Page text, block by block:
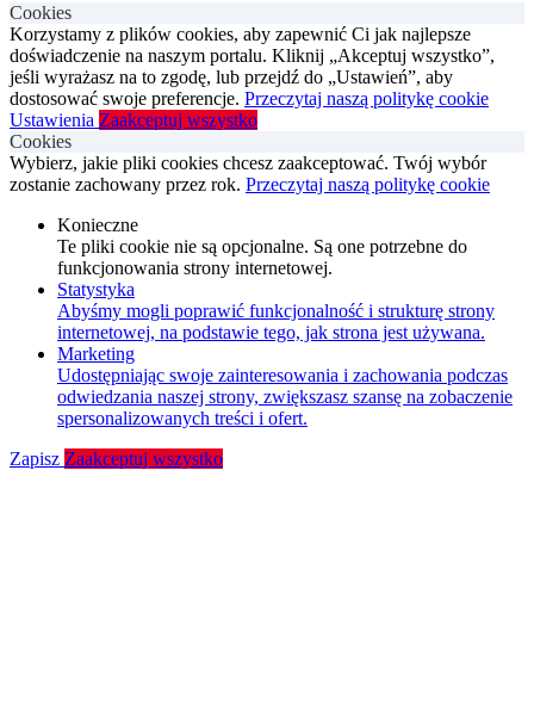
Cookies
Korzystamy z plików cookies, aby zapewnić Ci jak najlepsze
doświadczenie na naszym portalu. Kliknij „Akceptuj wszystko”,
jeśli wyrażasz na to zgodę, lub przejdź do „Ustawień”, aby
dostosować swoje preferencje. Przeczytaj naszą politykę cookie
Ustawienia Zaakceptuj wszystko
Cookies
Wybierz, jakie pliki cookies chcesz zaakceptować. Twój wybór
zostanie zachowany przez rok. Przeczytaj naszą politykę cookie
Konieczne
Te pliki cookie nie są opcjonalne. Są one potrzebne do
funkcjonowania strony internetowej.
Statystyka
Abyśmy mogli poprawić funkcjonalność i strukturę strony
internetowej, na podstawie tego, jak strona jest używana.
Marketing
Udostępniając swoje zainteresowania i zachowania podczas
odwiedzania naszej strony, zwiększasz szansę na zobaczenie
spersonalizowanych treści i ofert.
Zapisz Zaakceptuj wszystko